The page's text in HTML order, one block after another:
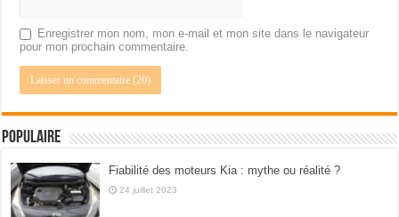
Enregistrer mon nom, mon e-mail et mon site dans le navigateur
pour mon prochain commentaire.
Populaire
Fiabilité des moteurs Kia : mythe ou réalité ?
24 juillet 2023